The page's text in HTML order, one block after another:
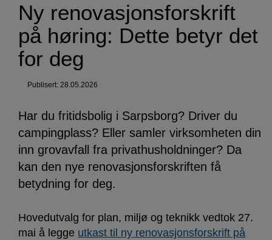
degNy renovasjonsforskrift
på høring: Dette betyr det
for deg
Publisert: 28.05.2026
Har du fritidsbolig i Sarpsborg? Driver du
campingplass? Eller samler virksomheten din
inn grovavfall fra privathusholdninger? Da
kan den nye renovasjonsforskriften få
betydning for deg.
Hovedutvalg for plan, miljø og teknikk vedtok 27.
mai å legge utkast til ny renovasjonsforskrift på